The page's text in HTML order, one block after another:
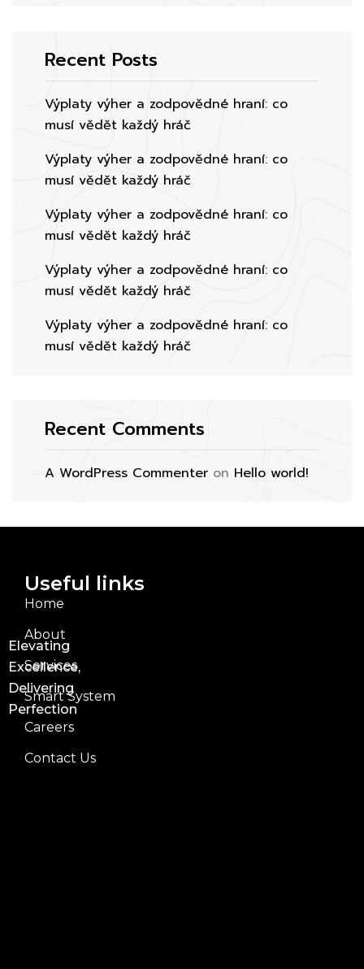
Recent Posts
Výplaty výher a zodpovědné hraní: co
musí vědět každý hráč
Výplaty výher a zodpovědné hraní: co
musí vědět každý hráč
Výplaty výher a zodpovědné hraní: co
musí vědět každý hráč
Výplaty výher a zodpovědné hraní: co
musí vědět každý hráč
Výplaty výher a zodpovědné hraní: co
musí vědět každý hráč
Recent Comments
A WordPress Commenter on Hello world!
Elevating
Excellence,
Delivering
Perfection
Useful links
Home
About
Services
Smart System
Careers
Contact Us